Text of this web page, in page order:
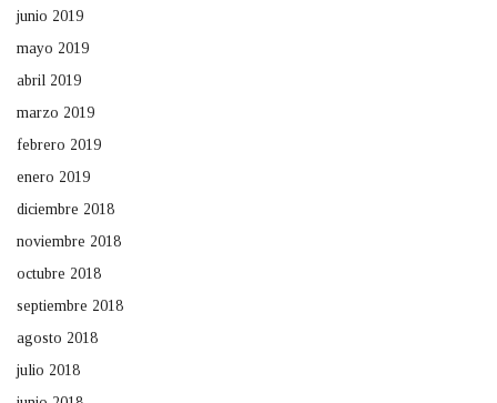
junio 2019
mayo 2019
abril 2019
marzo 2019
febrero 2019
enero 2019
diciembre 2018
noviembre 2018
octubre 2018
septiembre 2018
agosto 2018
julio 2018